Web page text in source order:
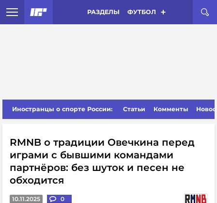
РАЗДЕЛЫ ФУТБОЛ
Иностранцы о спорте России: Статьи Комменты
RMNB о традиции Овечкина перед
играми с бывшими командами
партнёров: без шуток и песен не
обходится
10.11.2025 0